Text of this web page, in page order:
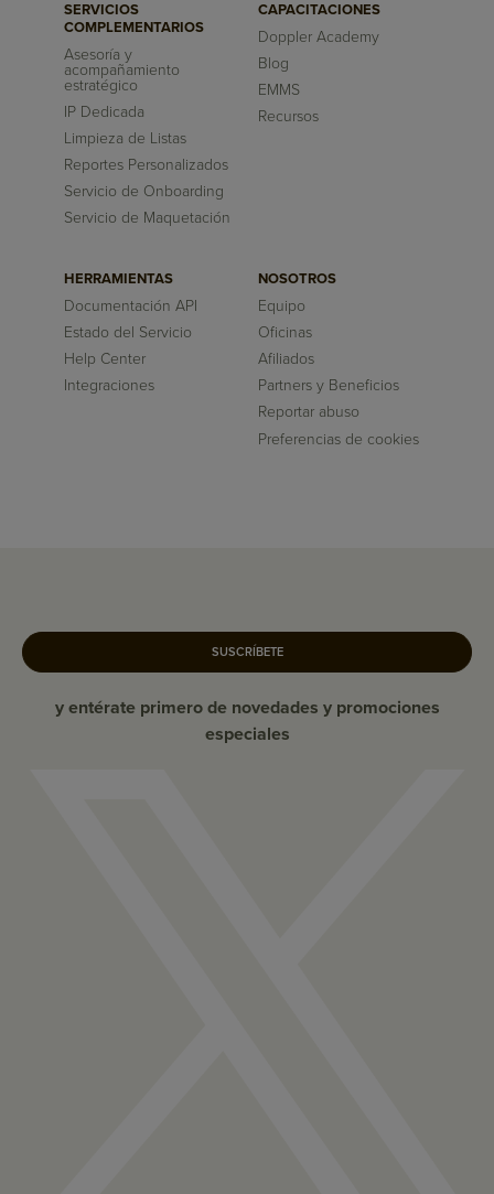
SERVICIOS
COMPLEMENTARIOS
Asesoría y
acompañamiento
estratégico
IP Dedicada
Limpieza de Listas
Reportes Personalizados
Servicio de Onboarding
Servicio de Maquetación
CAPACITACIONES
Doppler Academy
Blog
EMMS
Recursos
HERRAMIENTAS
Documentación API
Estado del Servicio
Help Center
Integraciones
NOSOTROS
Equipo
Oficinas
Afiliados
Partners y Beneficios
Reportar abuso
Preferencias de cookies
SUSCRÍBETE
y entérate primero de novedades y promociones
especiales